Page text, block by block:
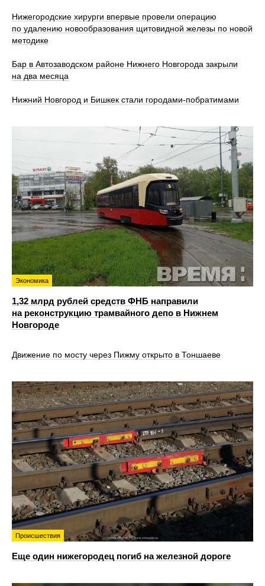
Нижегородские хирурги впервые провели операцию
по удалению новообразования щитовидной железы по новой
методике
Бар в Автозаводском районе Нижнего Новгорода закрыли
на два месяца
Нижний Новгород и Бишкек стали городами-побратимами
Экономика
1,32 млрд рублей средств ФНБ направили
на реконструкцию трамвайного депо в Нижнем
Новгороде
Движение по мосту через Пижму открыто в Тоншаеве
Происшествия
Еще один нижегородец погиб на железной дороге